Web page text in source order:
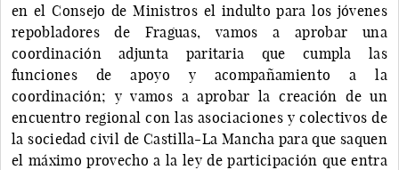
en el Consejo de Ministros el indulto para los jóvenes
repobladores de Fraguas, vamos a aprobar una
coordinación adjunta paritaria que cumpla las
funciones de apoyo y acompañamiento a la
coordinación; y vamos a aprobar la creación de un
encuentro regional con las asociaciones y colectivos de
la sociedad civil de Castilla-La Mancha para que saquen
el máximo provecho a la ley de participación que entra